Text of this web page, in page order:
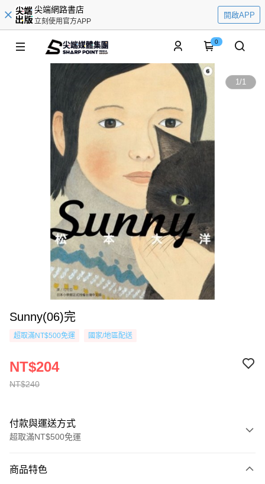
尖端網路書店
立刻使用官方APP
開啟APP
0
1/1
Sunny(06)完
超取滿NT$500免運 國家/地區配送
NT$240
NT$204
付款與運送方式
超取滿NT$500免運
信用卡一次付款
商品特色